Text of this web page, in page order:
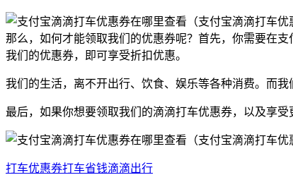
那么，如何才能领取我们的优惠券呢？首先，你需要在
我们的优惠券，即可享受折扣优惠。
我们的生活，离不开出行、饮食、娱乐等各种消费。而
最后，如果你想要领取我们的滴滴打车优惠券，以及享
打车优惠券打车省钱滴滴出行